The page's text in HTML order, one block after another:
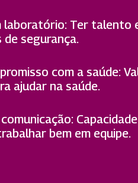
laboratório: Ter talento
de segurança.
com a saúde:
ajudar na saúde.
bem em equipe.